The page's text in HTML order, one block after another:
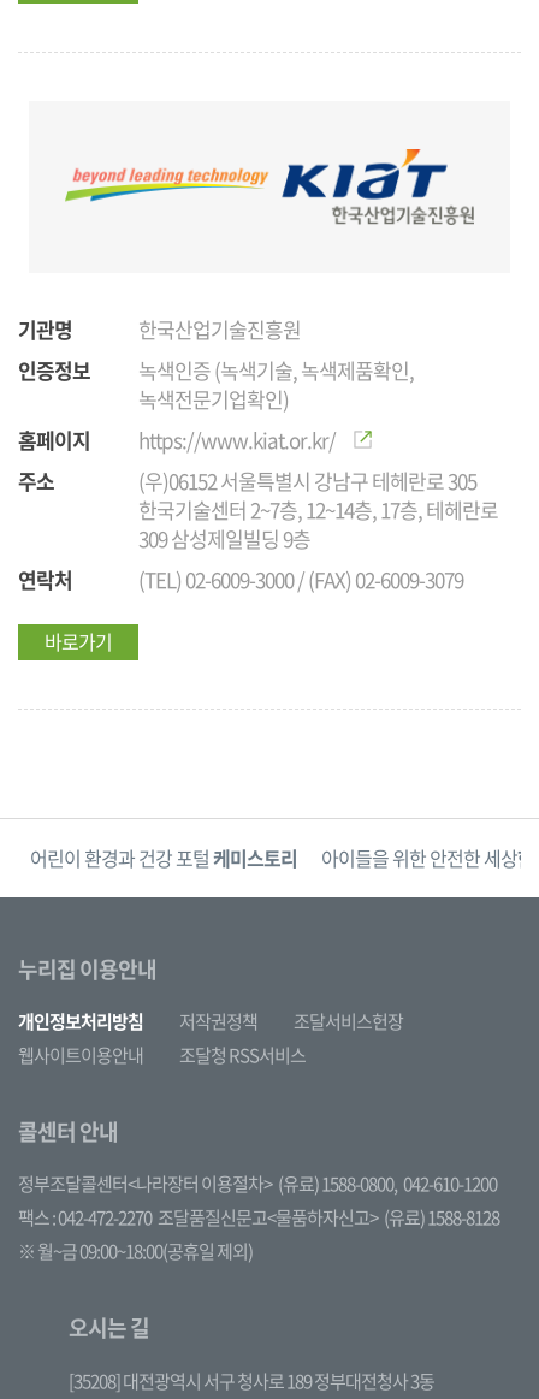
기관명
한국산업기술진흥원
인증정보
녹색인증 (녹색기술, 녹색제품확인,
녹색전문기업확인)
홈페이지
https://www.kiat.or.kr/
주소
(우)06152 서울특별시 강남구 테헤란로 305
한국기술센터 2~7층, 12~14층, 17층, 테헤란로
309 삼성제일빌딩 9층
연락처
(TEL) 02-6009-3000 / (FAX) 02-6009-3079
바로가기
어린이 환경과 건강 포털케미스토리 아이들을 위한 안전한 세상
누리집 이용안내
개인정보처리방침 저작권정책
조달서비스헌장
웹사이트이용안내
조달청 RSS서비스
콜센터 안내
정부조달콜센터<나라장터 이용절차> (유료) 1588-0800, 042-610-1200
팩스 : 042-472-2270 조달품질신문고<물품하자신고> (유료) 1588-8128
※ 월~금 09:00~18:00(공휴일 제외)
오시는 길
[35208] 대전광역시 서구 청사로 189 정부대전청사 3동